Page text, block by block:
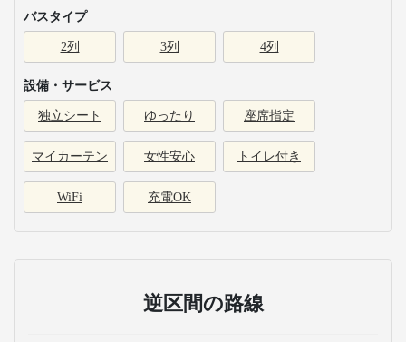
バスタイプ
2列 3列 4列
設備・サービス
独立シート ゆったり 座席指定
マイカーテン 女性安心 トイレ付き
WiFi 充電OK
逆区間の路線